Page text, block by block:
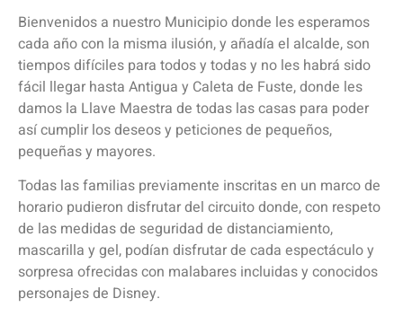
Bienvenidos a nuestro Municipio donde les esperamos
cada año con la misma ilusión, y añadía el alcalde, son
tiempos difíciles para todos y todas y no les habrá sido
fácil llegar hasta Antigua y Caleta de Fuste, donde les
damos la Llave Maestra de todas las casas para poder
así cumplir los deseos y peticiones de pequeños,
pequeñas y mayores.
Todas las familias previamente inscritas en un marco de
horario pudieron disfrutar del circuito donde, con respeto
de las medidas de seguridad de distanciamiento,
mascarilla y gel, podían disfrutar de cada espectáculo y
sorpresa ofrecidas con malabares incluidas y conocidos
personajes de Disney.